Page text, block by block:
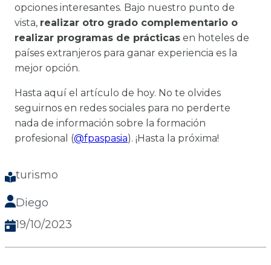
opciones interesantes. Bajo nuestro punto de
vista, realizar otro grado complementario o
realizar programas de prácticas en hoteles de
países extranjeros para ganar experiencia es la
mejor opción.
Hasta aquí el artículo de hoy. No te olvides
seguirnos en redes sociales para no perderte
nada de información sobre la formación
profesional (@fpaspasia). ¡Hasta la próxima!
turismo
Diego
19/10/2023